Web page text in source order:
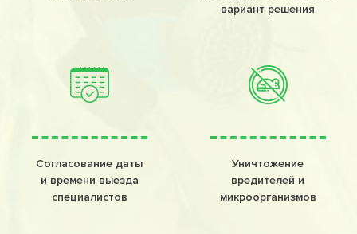
вариант решения
Согласование даты
и времени выезда
специалистов
Уничтожение
вредителей и
микроорганизмов